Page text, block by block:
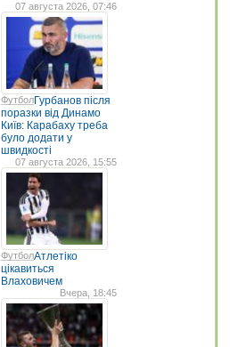
07 августа 2026, 07:46
ФутболГурбанов після
поразки від Динамо
Київ: Карабаху треба
було додати у
швидкості
07 августа 2026, 15:55
ФутболАтлетіко
цікавиться
Влаховичем
Вчера, 18:45